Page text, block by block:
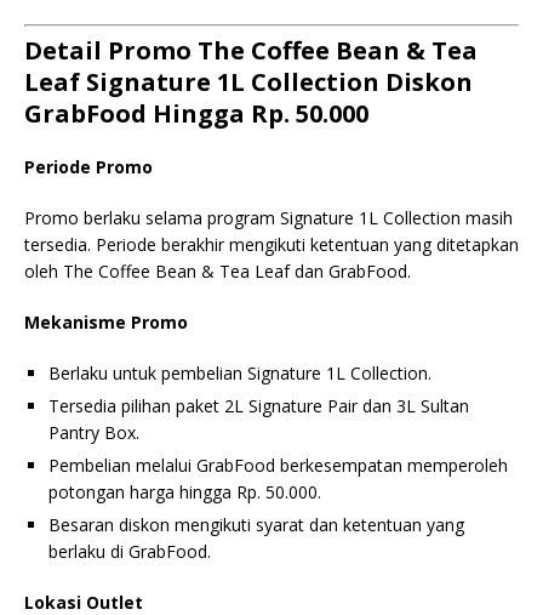
Detail Promo The Coffee Bean & Tea
Leaf Signature 1L Collection Diskon
GrabFood Hingga Rp. 50.000
Periode Promo
Promo berlaku selama program Signature 1L Collection masih
tersedia. Periode berakhir mengikuti ketentuan yang ditetapkan
oleh The Coffee Bean & Tea Leaf dan GrabFood.
Mekanisme Promo
Berlaku untuk pembelian Signature 1L Collection.
Tersedia pilihan paket 2L Signature Pair dan 3L Sultan
Pantry Box.
Pembelian melalui GrabFood berkesempatan memperoleh
potongan harga hingga Rp. 50.000.
Besaran diskon mengikuti syarat dan ketentuan yang
berlaku di GrabFood.
Lokasi Outlet